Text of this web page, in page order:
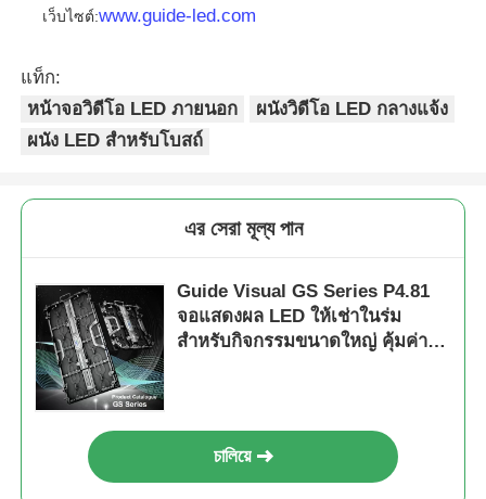
เว็บไซต์:www.guide-led.com
แท็ก:
หน้าจอวิดีโอ LED ภายนอก
ผนังวิดีโอ LED กลางแจ้ง
ผนัง LED สำหรับโบสถ์
এর সেরা মূল্য পান
Guide Visual GS Series P4.81
จอแสดงผล LED ให้เช่าในร่ม
สำหรับกิจกรรมขนาดใหญ่ คุ้มค่า
চালিয়ে